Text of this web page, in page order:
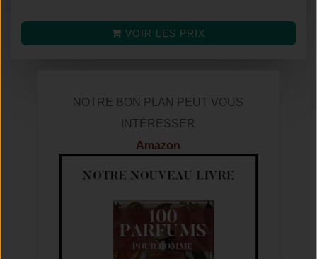
VOIR LES PRIX
NOTRE BON PLAN PEUT VOUS
INTÉRESSER
Amazon